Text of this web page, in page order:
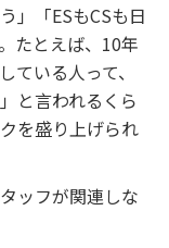
」「ESもCSも日
たとえば、10年
いる人って、
と言われるくら
を盛り上げられ
ッフが関連しな